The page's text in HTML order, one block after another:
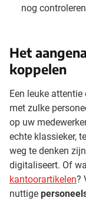
nog
Het
koppelen
Een leuke
met zulke
op uw
echte klassieker,
weg te denken
digitaliseert. Of
kantoorartikelen?
nuttige